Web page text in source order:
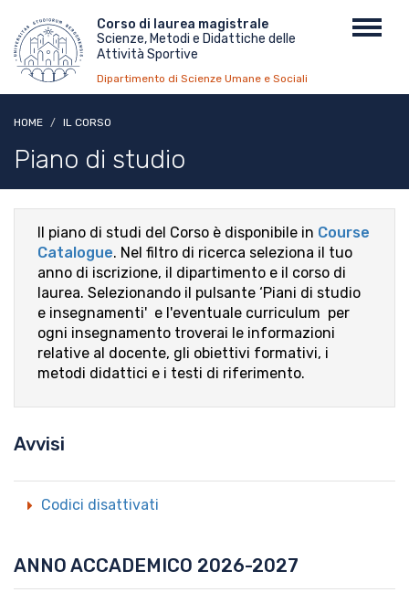
contenuto
principale
Menu
top
Corso di laurea magistrale
Scienze, Metodi e Didattiche delle
Attività Sportive
Dipartimento di Scienze Umane e Sociali
HOME IL CORSO
Piano di studio
Il piano di studi del Corso è disponibile in Course
Catalogue. Nel filtro di ricerca seleziona il tuo
anno di iscrizione, il dipartimento e il corso di
laurea. Selezionando il pulsante ‘Piani di studio
e insegnamenti' e l'eventuale curriculum per
ogni insegnamento troverai le informazioni
relative al docente, gli obiettivi formativi, i
metodi didattici e i testi di riferimento.
Avvisi
Codici disattivati
ANNO ACCADEMICO 2026-2027